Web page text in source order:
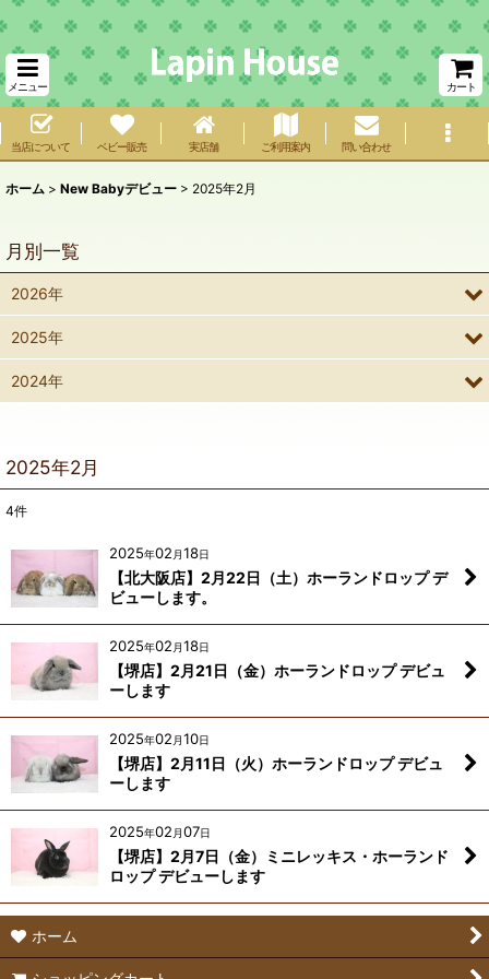
メニュー カート
当店について ベビー販売 実店舗 ご利用案内 問い合わせ
ホーム > New Babyデビュー > 2025年2月
2025年2月
4件
2025年02 月18日
【北大阪店】2月22日（土）ホーランドロップ デ
ビューします。
2025年02 月18日
【堺店】2月21日（金）ホーランドロップ デビュ
ーします
2025年02 月10日
【堺店】2月11日（火）ホーランドロップ デビュ
ーします
2025年02 月07日
【堺店】2月7日（金）ミニレッキス・ホーランド
ロップ デビューします
月別一覧
2026年
2025年
2024年
ホーム